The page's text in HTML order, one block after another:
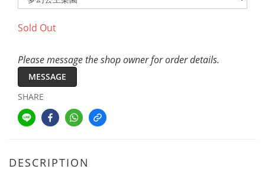
Sold Out
Please message the shop owner for order details.
MESSAGE
SHARE
DESCRIPTION